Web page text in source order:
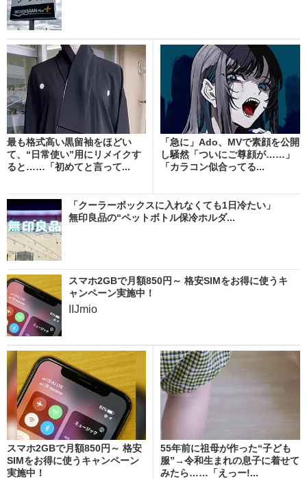
最も格式高い黒留袖をほどい
て、“日常使い”用にリメイクす
ると……「初めてと言って...
「急に」Ado、MVで素顔を公開
し騒然「ついにご尊顔が……」
「カラコン似合ってる...
「クーラーボックスに入れなくても1日冷たい」
無印良品の“ペットボトル保冷ホルダ...
スマホ2GBで月額850円～ 格安SIMをお得に使うキ
ャンペーン実施中！
IIJmio
スマホ2GBで月額850円～ 格安
SIMをお得に使うキャンペーン
実施中！
55年前に祖母が作った“子ども
服”→令和生まれの息子に着せて
みたら……「えっー!...